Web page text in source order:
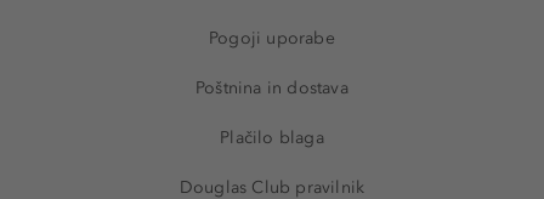
Pogoji uporabe
Poštnina in dostava
Plačilo blaga
Douglas Club pravilnik